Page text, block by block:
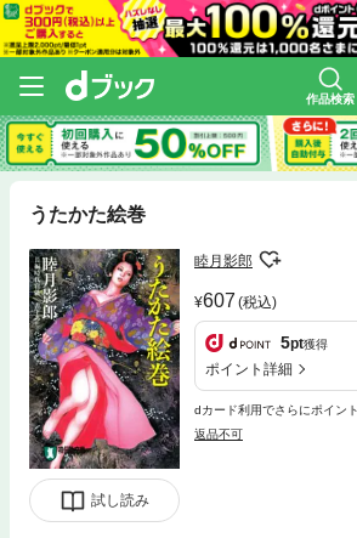
作品検索
うたかた絵巻
試し読み
睦月影郎
607 (税込)
5pt獲得
ポイント詳細
dカード利用でさらにポイン
返品不可